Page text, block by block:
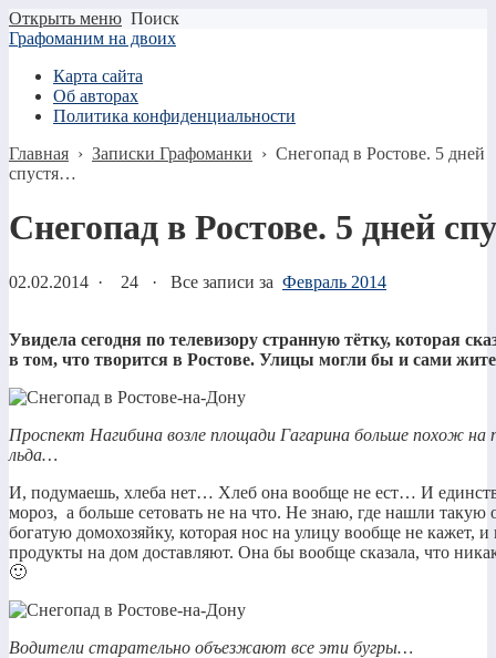
Открыть меню Поиск
Графоманим на двоих
Карта сайта
Об авторах
Политика конфиденциальности
Главная › Записки Графоманки › Снегопад в Ростове. 5 дней
спустя…
Снегопад в Ростове. 5 дней
02.02.2014 · 24 · Все записи за Февраль 2014
Увидела сегодня по телевизору странную тётку, которая
в том, что творится в Ростове. Улицы могли бы и сами
Проспект Нагибина возле площади Гагарина больше похож на
льда…
И, подумаешь, хлеба нет… Хлеб она вообще не ест… И
мороз, а больше сетовать не на что. Не знаю, где нашли
богатую домохозяйку, которая нос на улицу вообще не кажет, и
продукты на дом доставляют. Она бы вообще сказала, что
🙂
Водители старательно объезжают все эти бугры…